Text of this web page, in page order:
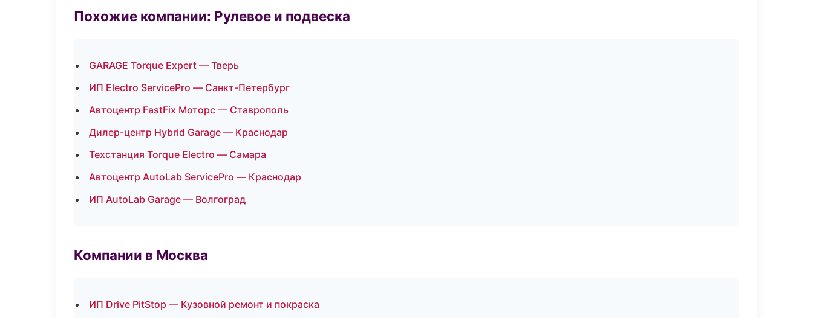
Похожие компании: Рулевое и подвеска
GARAGE Torque Expert — Тверь
ИП Electro ServicePro — Санкт-Петербург
Автоцентр FastFix Моторс — Ставрополь
Дилер-центр Hybrid Garage — Краснодар
Техстанция Torque Electro — Самара
Автоцентр AutoLab ServicePro — Краснодар
ИП AutoLab Garage — Волгоград
Компании в Москва
ИП Drive PitStop — Кузовной ремонт и покраска